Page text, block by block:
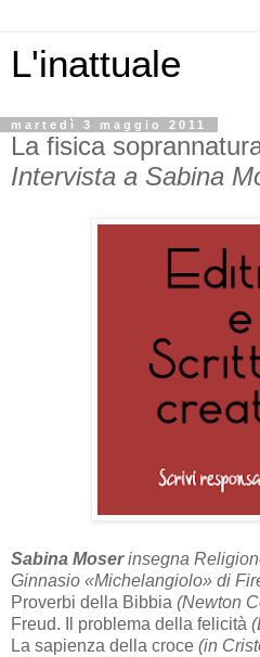
L'inattuale
martedì 3 maggio 2011
La fisica
Intervista a Sabina
Sabina Moserinsegna
Ginnasio «Michelangiolo» di
Proverbi della Bibbia (Newton
Freud. Il problema della felicità
La sapienza della croce (in